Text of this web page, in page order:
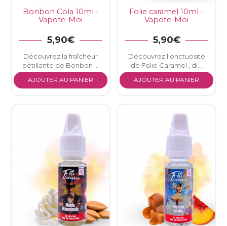
Bonbon Cola 10ml -
Vapote-Moi
5,90€
Découvrez la fraîcheur
pétillante de Bonbon ...
AJOUTER AU PANIER
Folie caramel 10ml -
Vapote-Moi
5,90€
Découvrez l'onctuosité
de Folie Caramel , di...
AJOUTER AU PANIER